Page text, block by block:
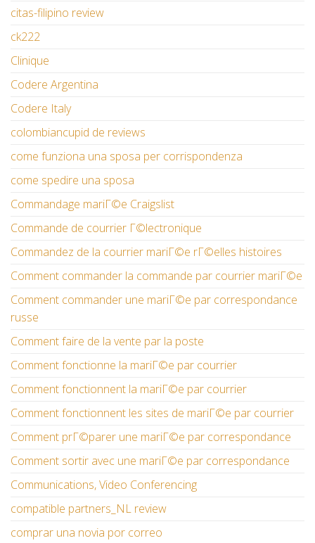
citas-filipino review
ck222
Clinique
Codere Argentina
Codere Italy
colombiancupid de reviews
come funziona una sposa per corrispondenza
come spedire una sposa
Commandage mariГ©e Craigslist
Commande de courrier Г©lectronique
Commandez de la courrier mariГ©e rГ©elles histoires
Comment commander la commande par courrier mariГ©e
Comment commander une mariГ©e par correspondance
russe
Comment faire de la vente par la poste
Comment fonctionne la mariГ©e par courrier
Comment fonctionnent la mariГ©e par courrier
Comment fonctionnent les sites de mariГ©e par courrier
Comment prГ©parer une mariГ©e par correspondance
Comment sortir avec une mariГ©e par correspondance
Communications, Video Conferencing
compatible partners_NL review
comprar una novia por correo